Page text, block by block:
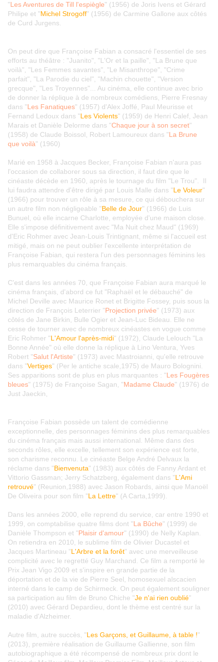
"Les Aventures de Till l'espiègle" (1956) de Joris Ivens et Gérard
Philipe et "Michel Strogoff" (1956) de Carmine Gallone aux côtés
de Curd Jurgens.
On peut dire que Françoise Fabian a consacré l'essentiel de ses
efforts au théâtre : "Juanito", "L'Or et la paille", "La Brune que
voilà", "Les Femmes savantes", "Le Misanthrope", "Crime
parfait", "La Parodie du ciel", "Machin chouette", "Version
grecque", "Les Troyennes"... Au cinéma, elle continue avec brio
de donner la réplique à de nombreux comédiens, Pierre Fresnay
dans "Les Fanatiques" (1957) d'Alex Joffé, Paul Meurisse et
Fernand Ledoux dans "Les Violents" (1959) de Henri Calef, Jean
Marais et Danièle Delorme dans "Chaque jour à son secret"
(1958) de Claude Boissol, Robert Lamoureux dans "La Brune
que voilà" (1960)
Marié en 1958 à Jacques Becker, Françoise Fabian n'aura pas
l'occasion de collaborer sous sa direction, il faut dire que le
cinéaste décède en 1960, après le tournage du film "Le Trou". Il
lui faudra attendre d'être dirigé par Louis Malle dans "Le Voleur"
(1966) pour trouver un rôle à sa mesure, ce qui débouchera sur
un autre film non négligeable "Belle de Jour" (1966) de Luis
Bunuel, où elle incarne Charlotte, employée d'une maison close.
Elle s'impose définitivement avec "Ma Nuit chez Maud" (1969)
d'Eric Rohmer avec Jean-Louis Trintignant, même si l'accueil est
mitigé, mais on ne peut oublier l'excellente interprétation de
Françoise Fabian, qui restera l'un des personnages féminins les
plus remarquables du cinéma français.
C'est dans les années 70, que Françoise Fabian aura marqué le
cinéma français, d'abord ce fut "Raphaël et le débauché" de
Michel Deville avec Maurice Ronet et Brigitte Fossey, puis sous la
direction de François Leterrier "Projection privée" (1973) aux
côtés de Jane Birkin, Bulle Ogier et Jean-Luc Bideau. Elle ne
cesse de tourner avec de nombreux cinéastes en vogue comme
Eric Rohmer "L'Amour l'après-midi" (1972), Claude Lelouch "La
Bonne Année" où elle donne la réplique à Lino Ventura, Yves
Robert "Salut l'Artiste" (1973) avec Mastroianni, qu'elle retrouve
dans "Vertiges" (Per le antiche scale,1975) de Mauro Bolognini.
Ses apparitions sont de plus en plus marquantes : "Les Fougères
bleues" (1975) de Françoise Sagan, "Madame Claude" (1976) de
Just Jaeckin,
Françoise Fabian possède un talent de comédienne
exceptionnelle, des personnages féminins des plus remarquables
du cinéma français mais aussi international. Même dans des
seconds rôles, elle excelle, tellement son expérience est forte,
son charisme reconnu. Le cinéaste Belge André Delvaux la
réclame dans "Bienvenuta" (1983) aux côtés de Fanny Ardant et
Vittorio Gassman; Jerry Schatzberg, également dans "L'Ami
retrouvé" (Reunion,1988) avec Jason Robards, ainsi que Manoël
De Oliveira pour son film "La Lettre" (A Carta,1999).
Dans les années 2000, elle reprend du service, car entre 1990 et
1999, on comptabilise quatre films dont "La Bûche" (1999) de
Danièle Thompson et "Plaisir d'amour" (1990) de Nelly Kaplan.
On retiendra en 2010, le sublime film de Olivier Ducastel et
Jacques Martineau "L'Arbre et la forêt" avec une merveilleuse
complicité avec le regretté Guy Marchand. Ce film a remporté le
Prix Jean Vigo 2009 et s'inspire en grande partie de la
déportation et de la vie de Pierre Seel, homosexuel alscacien
interné dans le camp de Schirmeck. On peut également souligner
sa participation au film de Bruno Chiche "Je n'ai rien oublié"
(2010) avec Gérard Depardieu, dont le thème est centré sur la
maladie d'Alzheimer.
Autre film, autre succès, "Les Garçons, et Guillaume, à table !"
(2013), première réalisation de Guillaume Gallienne, son film
autobiographique a été récompensé de nombreux prix dont le